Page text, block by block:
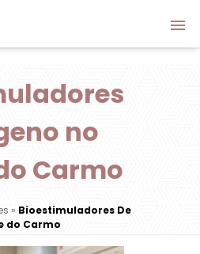
no
Carmo
» Bioestimuladores De
do Carmo